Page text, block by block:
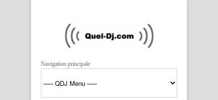
Navigation principale